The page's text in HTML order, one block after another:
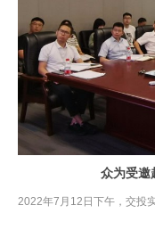
众为受邀
2022年7月12日下午，交投